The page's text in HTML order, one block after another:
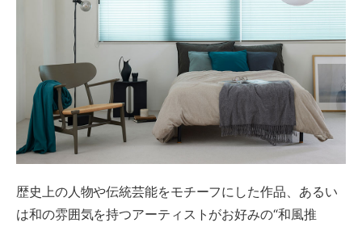
歴史上の人物や伝統芸能をモチーフにした作品、あるい
は和の雰囲気を持つアーティストがお好みの“和風推